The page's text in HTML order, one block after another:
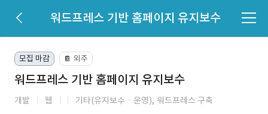
워드프레스 기반 홈페이지 유지보수
모집 마감 📔 외주
워드프레스 기반 홈페이지 유지보수
개발 웹 기타(유지보수ㆍ운영), 워드프레스 구축